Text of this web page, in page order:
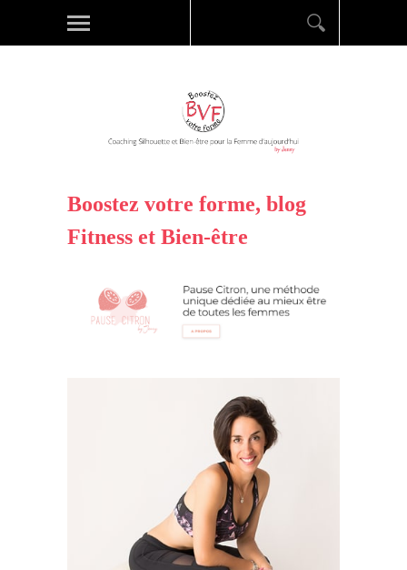
Boostez votre forme, blog
Fitness et Bien-être